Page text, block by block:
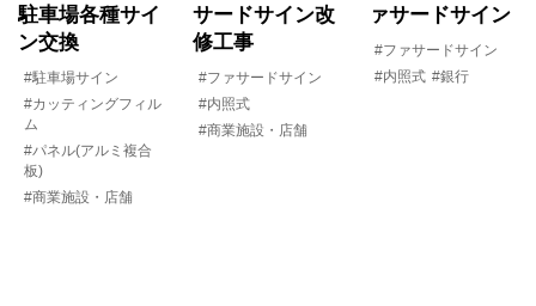
駐車場各種サイ
ン交換
#駐車場サイン
#カッティングフィル
ム
#パネル(アルミ複合
板)
#商業施設・店舗
サードサイン改
修工事
#ファサードサイン
#内照式
#商業施設・店舗
ァサードサイン
#ファサードサイン
#内照式 #銀行